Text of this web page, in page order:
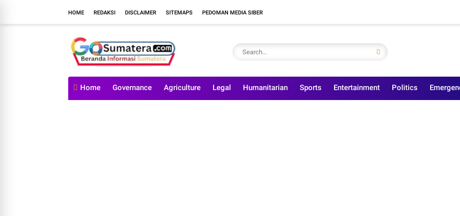
HOME REDAKSI DISCLAIMER SITEMAPS PEDOMAN MEDIA SIBER
Home Governance Agriculture Legal Humanitarian Sports Entertainment Politics